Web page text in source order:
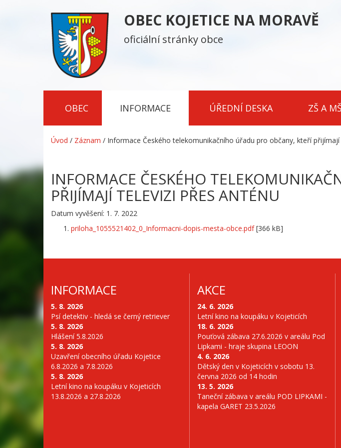
OBEC KOJETICE NA MORAVĚ
oficiální stránky obce
OBEC INFORMACE ÚŘEDNÍ DESKA ZŠ A MŠ
Úvod / Záznam / Informace Českého telekomunikačního úřadu pro občany, kteří
INFORMACE ČESKÉHO
PŘIJÍMAJÍ TELEVIZI PŘES ANTÉNU
Datum vyvěšení: 1. 7. 2022
priloha_1055521402_0_Informacni-dopis-mesta-obce.pdf[366 kB]
INFORMACE
5. 8. 2026
Psí detektiv - hledá se černý retriever
5. 8. 2026
Hlášení 5.8.2026
5. 8. 2026
Uzavření obecního úřadu Kojetice
6.8.2026 a 7.8.2026
5. 8. 2026
Letní kino na koupáku v Kojeticích
13.8.2026 a 27.8.2026
AKCE
24. 6. 2026
Letní kino na koupáku v Kojeticích
18. 6. 2026
Pouťová zábava 27.6.2026 v areálu Pod
Lipkami - hraje skupina LEOON
4. 6. 2026
Dětský den v Kojeticích v sobotu 13.
června 2026 od 14 hodin
13. 5. 2026
Taneční zábava v areálu POD LIPKAMI -
kapela GARET 23.5.2026